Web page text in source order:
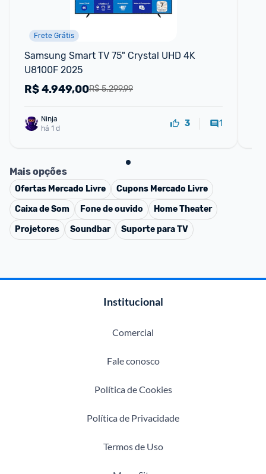
Frete Grátis
Samsung Smart TV 75" Crystal UHD 4K
U8100F 2025
R$ 5.299,99
R$4.949,00
há 1 d
3 1
Mais opções
Ofertas Mercado Livre Cupons Mercado Livre
Caixa de Som
Fone de ouvido
Home Theater
Projetores
Soundbar Suporte para TV
Institucional
Comercial
Fale conosco
Política de Cookies
Política de Privacidade
Termos de Uso